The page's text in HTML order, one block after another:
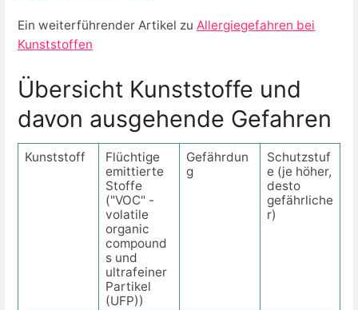
Ein weiterführender Artikel zu Allergiegefahren bei
Kunststoffen
Übersicht Kunststoffe und
davon ausgehende Gefahren
Kunststoff
Flüchtige
emittierte
Stoffe
("VOC" -
volatile
organic
compound
s und
ultrafeiner
Partikel
(UFP))
Gefährdun
g
Schutzstuf
e (je höher,
desto
gefährliche
r)